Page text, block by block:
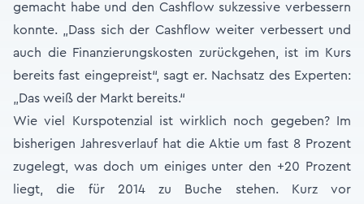
gemacht habe und den Cashflow sukzessive verbessern
konnte. „Dass sich der Cashflow weiter verbessert und
auch die Finanzierungskosten zurückgehen, ist im Kurs
bereits fast eingepreist“, sagt er. Nachsatz des Experten:
„Das weiß der Markt bereits.“
Wie viel Kurspotenzial ist wirklich noch gegeben? Im
bisherigen Jahresverlauf hat die Aktie um fast 8 Prozent
zugelegt, was doch um einiges unter den +20 Prozent
liegt, die für 2014 zu Buche stehen. Kurz vor